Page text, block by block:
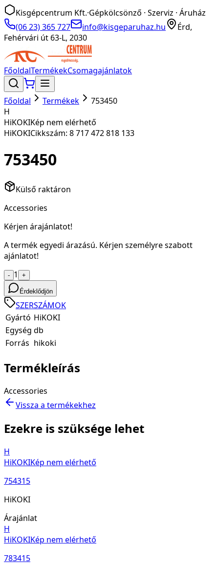
Kisgépcentrum Kft.·Gépkölcsönző · Szerviz · Áruház
(06 23) 365 727
info@kisgeparuhaz.hu
Érd,
Fehérvári út 63-L, 2030
FőoldalTermékekCsomagajánlatok
Főoldal Termékek
753450
H
HiKOKIKép nem elérhető
HiKOKICikkszám: 8 717 472 818 133
753450
Külső raktáron
Accessories
Kérjen árajánlatot!
A termék egyedi árazású. Kérjen személyre szabott
ajánlatot!
- 1 +
Érdeklődjön
SZERSZÁMOK
Gyártó HiKOKI
Egység db
Forrás hikoki
Termékleírás
Accessories
Vissza a termékekhez
Ezekre is szüksége lehet
H
HiKOKIKép nem elérhető
754315
HiKOKI
Árajánlat
H
HiKOKIKép nem elérhető
783415